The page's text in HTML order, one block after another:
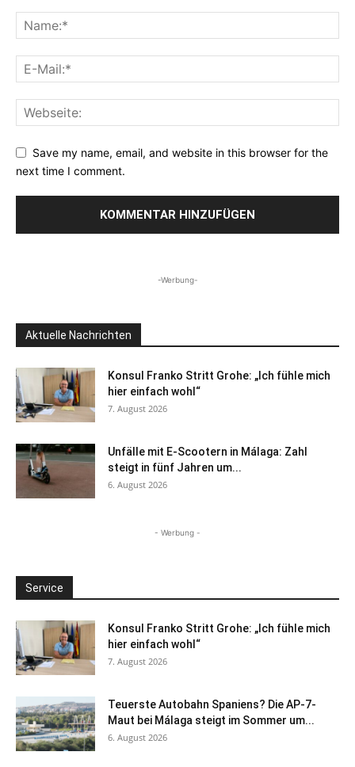
Save my name, email, and website in this browser for the
next time I comment.
-Werbung-
Aktuelle Nachrichten
Konsul Franko Stritt Grohe: „Ich fühle mich
hier einfach wohl“
7. August 2026
Unfälle mit E-Scootern in Málaga: Zahl
steigt in fünf Jahren um...
6. August 2026
- Werbung -
Service
Konsul Franko Stritt Grohe: „Ich fühle mich
hier einfach wohl“
7. August 2026
Teuerste Autobahn Spaniens? Die AP-7-
Maut bei Málaga steigt im Sommer um...
6. August 2026